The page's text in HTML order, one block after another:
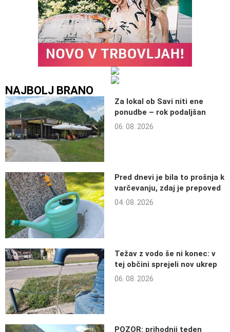
NAJBOLJ BRANO
Za lokal ob Savi niti ene
ponudbe – rok podaljšan
06. 08. 2026
Pred dnevi je bila to prošnja k
varčevanju, zdaj je prepoved
04. 08. 2026
Težav z vodo še ni konec: v
tej občini sprejeli nov ukrep
06. 08. 2026
POZOR: prihodnji teden